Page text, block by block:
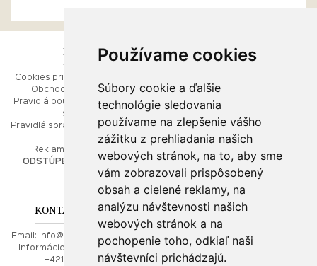
Používame cookies
Súbory cookie a ďalšie
technológie sledovania
používame na zlepšenie vášho
zážitku z prehliadania našich
webových stránok, na to, aby sme
vám zobrazovali prispôsobený
obsah a cielené reklamy, na
analýzu návštevnosti našich
webových stránok a na
pochopenie toho, odkiaľ naši
návštevníci prichádzajú.
ESHOP
Cookies pri prezeraní stránok
Obchodné podmienky
Pravidlá používania webových
stránok
Pravidlá spracúvania osobných
Reklamačný poriadok
ODSTÚPENIE OD ZMLUVY
RÝCHLE MENU
Ako balíme Vaše šperky
Kontaktujte nás
PORADŇA
Ako nakupovať
O drahých kovoch
Doprava a poštovné
KONTAKT NA NÁS
Email:
info@najkrajsiesperky.sk
Informácie:
+421917 881556,
+421556224323